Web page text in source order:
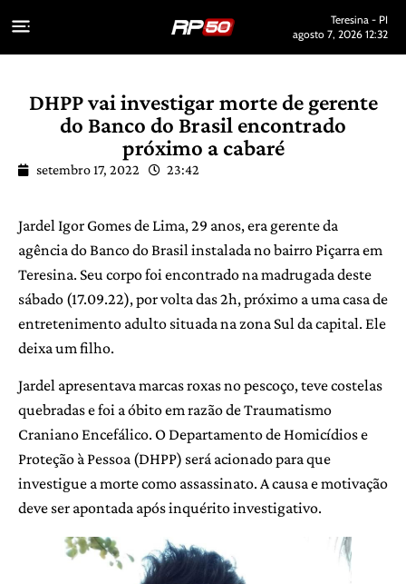
Teresina - PI
agosto 7, 2026 12:32
DHPP vai investigar morte de gerente
do Banco do Brasil encontrado
próximo a cabaré
setembro 17, 2022 23:42
Jardel Igor Gomes de Lima, 29 anos, era gerente da
agência do Banco do Brasil instalada no bairro Piçarra em
Teresina. Seu corpo foi encontrado na madrugada deste
sábado (17.09.22), por volta das 2h, próximo a uma casa de
entretenimento adulto situada na zona Sul da capital. Ele
deixa um filho.
Jardel apresentava marcas roxas no pescoço, teve costelas
quebradas e foi a óbito em razão de Traumatismo
Craniano Encefálico. O Departamento de Homicídios e
Proteção à Pessoa (DHPP) será acionado para que
investigue a morte como assassinato. A causa e motivação
deve ser apontada após inquérito investigativo.